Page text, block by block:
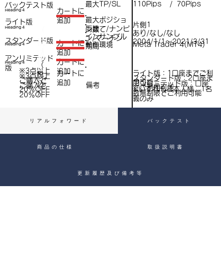
バックテスト版
スタンダード版
アンリミテッド
版
最大ポジショ
ン数
片側1
Heading 4
​カートに
追加
税
込
）
Heading 4
​カートに
追加
Heading 4
※3点以上
ご購入で​
20％OFF
税
込
）
​カートに
追加
Heading 4
（
税
込
）
※3点以上
ご購入で​
20％OFF
​カートに
追加
ライト版
最大TP/SL 110Pips / 70Pips
両建て/ナンピ
ン/マーチン
あり/なし/なし
インサンプル
期間
2004/1/1～2021/3/31
動作環境 Meta Trader 4(MT4)
備考
ライト版：1口座までご利
用可能
スタンダード版：2口座ま
でご利用可能
アンリミテッド版：口座
数無制限でご利用可能
※いずれもご本人様、1名
義のみ
リアルフォワード バックテスト
商品の仕様 取扱説明書
更新履歴及び備考等